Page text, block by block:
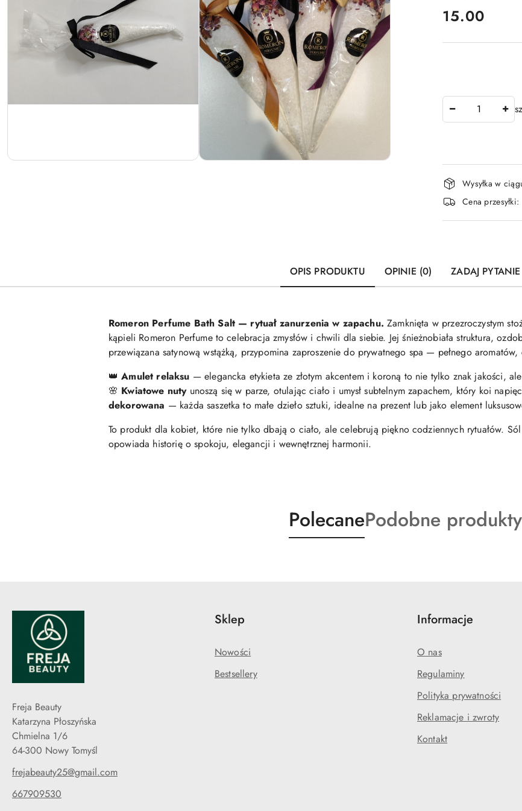
cena:
15.00
Dostępność
i
dostawa
Wysyłka w
Cena przesyłki:
OPIS PRODUKTU OPINIE (0) ZADAJ PYTANIE
Romeron Perfume Bath Salt — rytuał zanurzenia w zapachu. Zamknięta w przezroczystym
kąpieli Romeron Perfume to celebracja zmysłów i chwili dla siebie. Jej śnieżnobiała struktura,
przewiązana satynową wstążką, przypomina zaproszenie do prywatnego spa — pełnego
👑Amulet relaksu — elegancka etykieta ze złotym akcentem i koroną to nie tylko znak jakości,
🌸 Kwiatowe nutyunoszą się w parze, otulając ciało i umysł subtelnym zapachem, który koi
dekorowana — każda saszetka to małe dzieło sztuki, idealne na prezent lub jako element
To produkt dla kobiet, które nie tylko dbają o ciało, ale celebrują piękno codziennych rytuałów.
opowiada historię o spokoju, elegancji i wewnętrznej harmonii.
Produkty
o
PolecaneProdukty
o
Podobne produkty
Freja Beauty
Katarzyna Płoszyńska
Chmielna 1/6
64-300 Nowy Tomyśl
frejabeauty25@gmail.com
667909530
Sklep
Nowości
Bestsellery
Informacje
O nas
Regulaminy
Polityka prywatności
Reklamacje i zwroty
Kontakt